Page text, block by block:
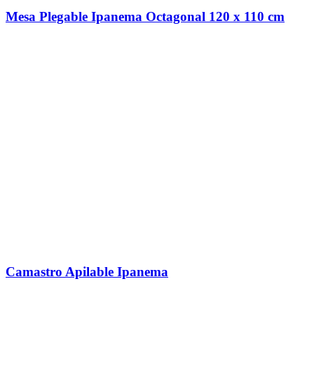
Mesa Plegable Ipanema Octagonal 120 x 110 cm
Camastro Apilable Ipanema